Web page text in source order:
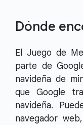
Dónde
El Juego de
parte de
navideña de
que Google
navideña.
navegador